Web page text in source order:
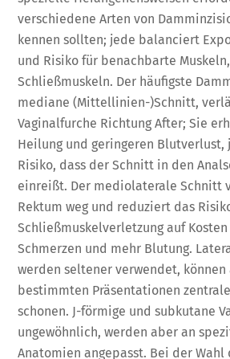
verschiedene Arten von
kennen sollten; jede balanciert
und Risiko für benachbarte
Schließmuskeln. Der häufigste
mediane (Mittellinien-)Schnitt,
Vaginalfurche Richtung After; Sie
Heilung und geringeren Blutverlust,
Risiko, dass der Schnitt in den
einreißt. Der mediolaterale Schnitt
Rektum weg und reduziert das
Schließmuskelverletzung auf
Schmerzen und mehr Blutung.
werden seltener verwendet, können
bestimmten Präsentationen
schonen. J-förmige und subkutane
ungewöhnlich, werden aber an
Anatomien angepasst. Bei der